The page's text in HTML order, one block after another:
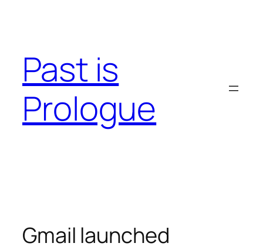
Past is
Prologue
Gmail launched